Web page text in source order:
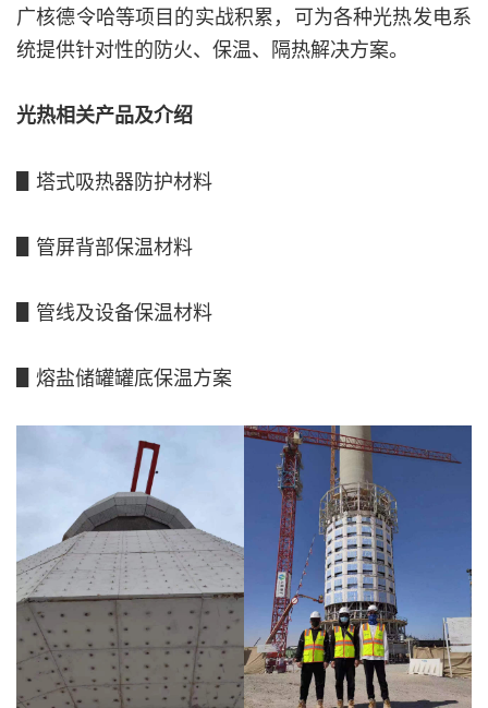
广核德令哈等项目的实战积累，可为各种光热发电系
统提供针对性的防火、保温、隔热解决方案。
光热相关产品及介绍
▋塔式吸热器防护材料
▋管屏背部保温材料
▋管线及设备保温材料
▋熔盐储罐罐底保温方案